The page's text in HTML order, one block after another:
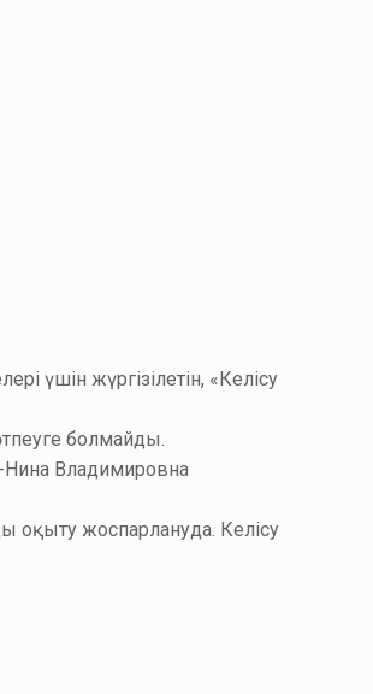
үшін жүргізілетін, «Келісу
болмайды.
-Нина Владимировна
оқыту жоспарлануда. Келісу